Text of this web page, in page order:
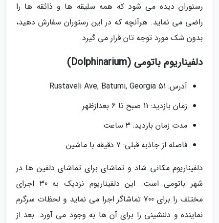
رستوران دیده می شود که همه سلیقه ها و ذائقه ها را
راضی می نماید. هرآنچه که در این رستوران سفارش دهید،
بدون شک مورد توجه تان قرار می گیرد.
دلفیناریوم باتومی (Dolphinarium)
آدرس: 51 Rustaveli Ave, Batumi, Georgia
زمان بازدید: 11 صبح تا 6 بعدازظهر
مدت زمان بازدید: 3 ساعت
فاصله از جاذبه قبلی: 7 دقیقه با ماشین
دلفیناریوم مکانی شاد و تماشای برای تماشای دلفین ها در
شهر باتومی است. این دلفیناریوم نزدیک به 30 اجرای
مختلف را برای 700 تماشاگر اجرا می نماید و لحظات سرگرم
نماینده و دلنشینی را برای آن ها به وجود می آورد. بعد از